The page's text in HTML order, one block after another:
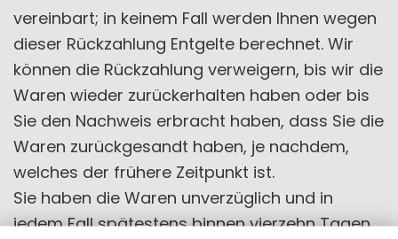
vereinbart; in keinem Fall werden Ihnen wegen
dieser Rückzahlung Entgelte berechnet. Wir
können die Rückzahlung verweigern, bis wir die
Waren wieder zurückerhalten haben oder bis
Sie den Nachweis erbracht haben, dass Sie die
Waren zurückgesandt haben, je nachdem,
welches der frühere Zeitpunkt ist.
Sie haben die Waren unverzüglich und in
jedem Fall spätestens binnen vierzehn Tagen